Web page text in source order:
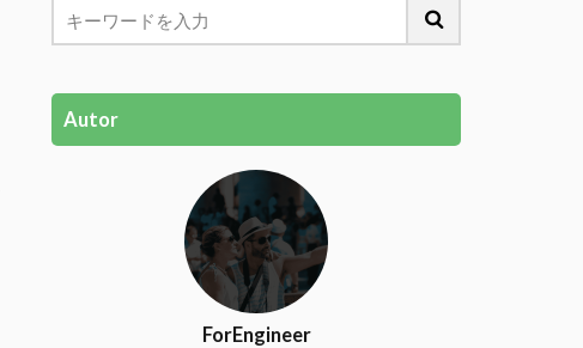
Autor
ForEngineer